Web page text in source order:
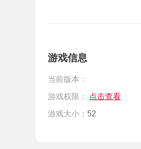
游戏信息
当前版本：
游戏权限： 点击查看
游戏大小： 52